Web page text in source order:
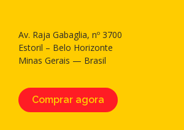
Av. Raja Gabaglia, nº 3700
Estoril – Belo Horizonte
Minas Gerais — Brasil
Comprar agora